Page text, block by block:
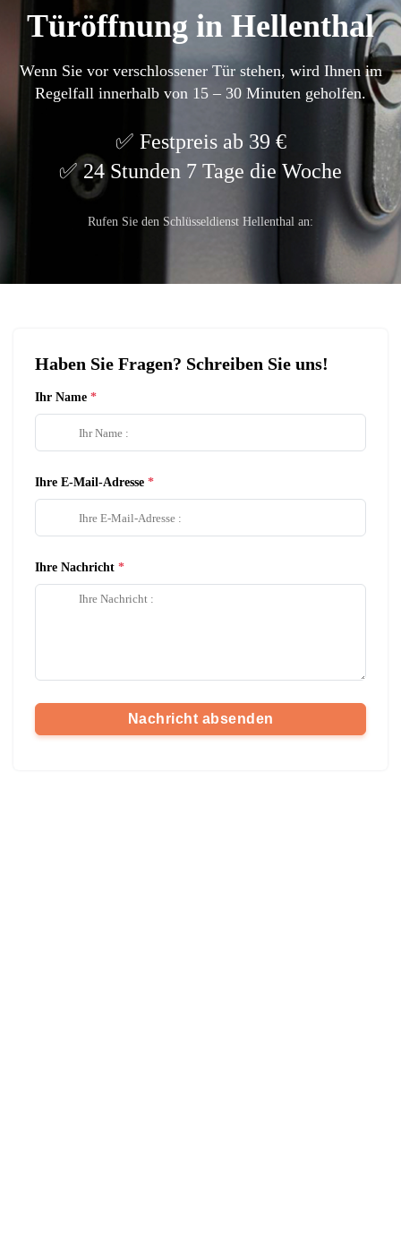
Türöffnung in Hellenthal
Wenn Sie vor verschlossener Tür stehen, wird Ihnen im
Regelfall innerhalb von 15 – 30 Minuten geholfen.
Festpreis ab 39 €
24 Stunden 7 Tage die Woche
Rufen Sie den Schlüsseldienst Hellenthal an:
Haben Sie Fragen? Schreiben Sie uns!
Ihr Name
Ihre E-Mail-Adresse
Ihre Nachricht
Nachricht absenden